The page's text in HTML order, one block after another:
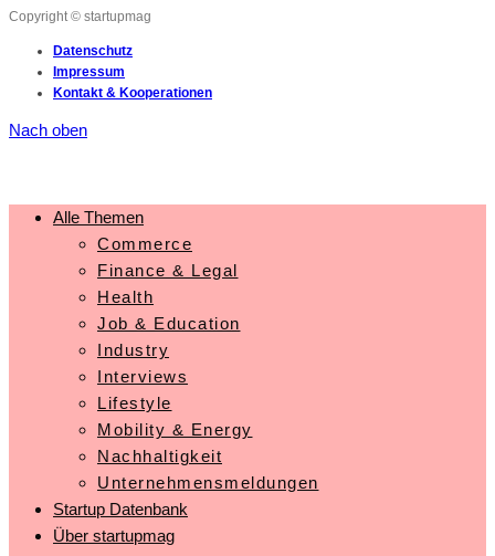
Copyright © startupmag
Datenschutz
Impressum
Kontakt & Kooperationen
Nach oben
Alle Themen
Commerce
Finance & Legal
Health
Job & Education
Industry
Interviews
Lifestyle
Mobility & Energy
Nachhaltigkeit
Unternehmensmeldungen
Startup Datenbank
Über startupmag